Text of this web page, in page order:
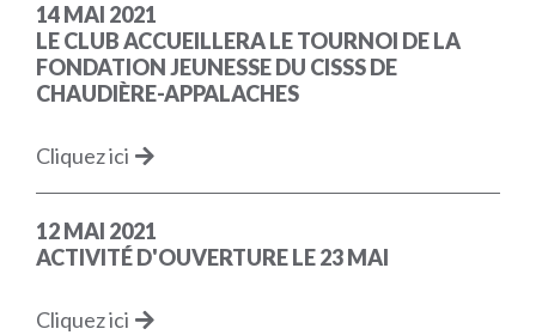
14 MAI 2021
LE CLUB ACCUEILLERA LE TOURNOI DE LA
FONDATION JEUNESSE DU CISSS DE
CHAUDIÈRE-APPALACHES
Cliquez ici
12 MAI 2021
ACTIVITÉ D'OUVERTURE LE 23 MAI
Cliquez ici